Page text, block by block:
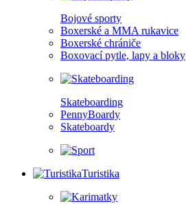
Bojové sporty
Boxerské a MMA rukavice
Boxerské chrániče
Boxovací pytle, lapy a bloky
Skateboarding
PennyBoardy
Skateboardy
Turistika